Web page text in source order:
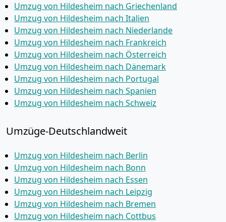
Umzug von Hildesheim nach Griechenland
Umzug von Hildesheim nach Italien
Umzug von Hildesheim nach Niederlande
Umzug von Hildesheim nach Frankreich
Umzug von Hildesheim nach Österreich
Umzug von Hildesheim nach Dänemark
Umzug von Hildesheim nach Portugal
Umzug von Hildesheim nach Spanien
Umzug von Hildesheim nach Schweiz
Umzüge-Deutschlandweit
Umzug von Hildesheim nach Berlin
Umzug von Hildesheim nach Bonn
Umzug von Hildesheim nach Essen
Umzug von Hildesheim nach Leipzig
Umzug von Hildesheim nach Bremen
Umzug von Hildesheim nach Cottbus